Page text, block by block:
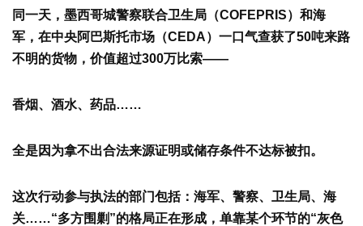
同一天，墨西哥城警察联合卫生局（COFEPRIS）和海
军，在中央阿巴斯托市场（CEDA）一口气查获了50吨来路
不明的货物，价值超过300万比索——
香烟、酒水、药品……
全是因为拿不出合法来源证明或储存条件不达标被扣。
这次行动参与执法的部门包括：海军、警察、卫生局、海
关……“多方围剿”的格局正在形成，单靠某个环节的“灰色